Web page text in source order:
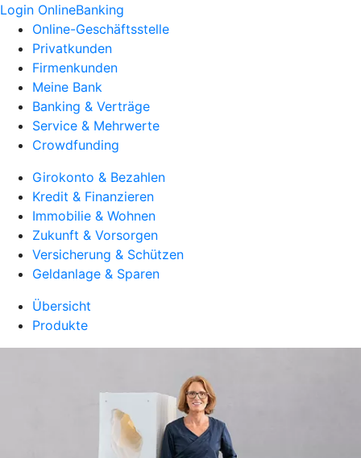
Login OnlineBanking
Online-Geschäftsstelle
Privatkunden
Firmenkunden
Meine Bank
Banking & Verträge
Service & Mehrwerte
Crowdfunding
Girokonto & Bezahlen
Kredit & Finanzieren
Immobilie & Wohnen
Zukunft & Vorsorgen
Versicherung & Schützen
Geldanlage & Sparen
Übersicht
Produkte